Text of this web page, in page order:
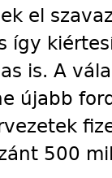
el
így
is. A
újabb
500